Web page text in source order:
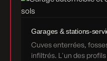
Garages & stations-
Cuves enterrées,
infiltrés. L'un des